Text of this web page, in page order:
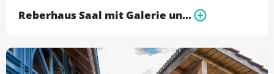
Reberhaus Saal mit Galerie und Bühne